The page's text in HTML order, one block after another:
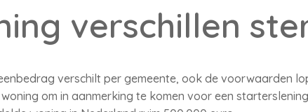
verschillen
verschilt per gemeente, ook de voorwaarden
om in aanmerking te komen voor een